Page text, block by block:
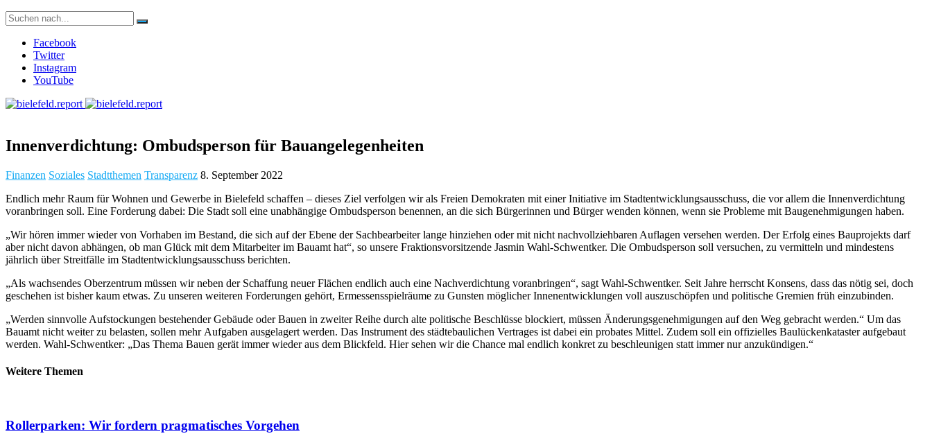
Suche
nach:
Facebook
Twitter
Instagram
YouTube
Innenverdichtung: Ombudsperson für Bauangelegenheiten
Finanzen Soziales Stadtthemen Transparenz 8. September 2022
Endlich mehr Raum für Wohnen und Gewerbe in Bielefeld schaffen – dieses Ziel verfolgen wir als Freien Demokraten mit einer Initiative im Stadtentwicklungsausschuss, die vor allem die Innenverdichtung
voranbringen soll. Eine Forderung dabei: Die Stadt soll eine unabhängige Ombudsperson benennen, an die sich Bürgerinnen und Bürger wenden können, wenn sie Probleme mit Baugenehmigungen haben.
„Wir hören immer wieder von Vorhaben im Bestand, die sich auf der Ebene der Sachbearbeiter lange hinziehen oder mit nicht nachvollziehbaren Auflagen versehen werden. Der Erfolg eines Bauprojekts darf
aber nicht davon abhängen, ob man Glück mit dem Mitarbeiter im Bauamt hat“, so unsere Fraktionsvorsitzende Jasmin Wahl-Schwentker. Die Ombudsperson soll versuchen, zu vermitteln und mindestens
jährlich über Streitfälle im Stadtentwicklungsausschuss berichten.
„Als wachsendes Oberzentrum müssen wir neben der Schaffung neuer Flächen endlich auch eine Nachverdichtung voranbringen“, sagt Wahl-Schwentker. Seit Jahre herrscht Konsens, dass das nötig sei, doch
geschehen ist bisher kaum etwas. Zu unseren weiteren Forderungen gehört, Ermessensspielräume zu Gunsten möglicher Innenentwicklungen voll auszuschöpfen und politische Gremien früh einzubinden.
„Werden sinnvolle Aufstockungen bestehender Gebäude oder Bauen in zweiter Reihe durch alte politische Beschlüsse blockiert, müssen Änderungsgenehmigungen auf den Weg gebracht werden.“ Um das
Bauamt nicht weiter zu belasten, sollen mehr Aufgaben ausgelagert werden. Das Instrument des städtebaulichen Vertrages ist dabei ein probates Mittel. Zudem soll ein offizielles Baulückenkataster aufgebaut
werden. Wahl-Schwentker: „Das Thema Bauen gerät immer wieder aus dem Blickfeld. Hier sehen wir die Chance mal endlich konkret zu beschleunigen statt immer nur anzukündigen.“
Weitere Themen
​Rollerparken: Wir fordern pragmatisches Vorgehen